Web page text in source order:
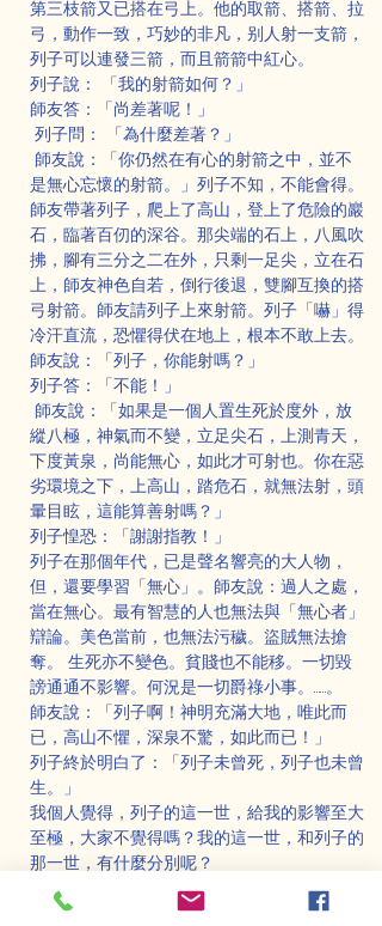
第三枝箭又已搭在弓上。他的取箭、搭箭、拉
弓，動作一致，巧妙的非凡，别人射一支箭，
列子可以連發三箭，而且箭箭中紅心。
列子說： 「我的射箭如何？」
師友答：「尚差著呢！」
列子問： 「為什麼差著？」
師友說：「你仍然在有心的射箭之中，並不
是無心忘懷的射箭。」列子不知，不能會得。
師友帶著列子，爬上了高山，登上了危險的巖
石，臨著百仞的深谷。那尖端的石上，八風吹
拂，腳有三分之二在外，只剩一足尖，立在石
上，師友神色自若，倒行後退，雙腳互換的搭
弓射箭。師友請列子上來射箭。列子「嚇」得
冷汗直流，恐懼得伏在地上，根本不敢上去。
師友說：「列子，你能射嗎？」
列子答：「不能！」
師友說：「如果是一個人置生死於度外，放
縱八極，神氣而不變，立足尖石，上測青天，
下度黃泉，尚能無心，如此才可射也。你在惡
劣環境之下，上高山，踏危石，就無法射，頭
暈目眩，這能算善射嗎？」
列子惶恐：「謝謝指教！」
列子在那個年代，已是聲名響亮的大人物，
但，還要學習「無心」。師友說：過人之處，
當在無心。最有智慧的人也無法與「無心者」
辯論。美色當前，也無法污穢。盜賊無法搶
奪。 生死亦不變色。貧賤也不能移。一切毀
謗通通不影響。何況是一切爵祿小事。……。
師友說：「列子啊！神明充滿大地，唯此而
已，高山不懼，深泉不驚，如此而已！」
列子終於明白了：「列子未曾死，列子也未曾
生。」
我個人覺得，列子的這一世，給我的影響至大
至極，大家不覺得嗎？我的這一世，和列子的
那一世，有什麼分別呢？
090神農氏處世的原則
若干世之前，我早已學會了「中觀」及「唯